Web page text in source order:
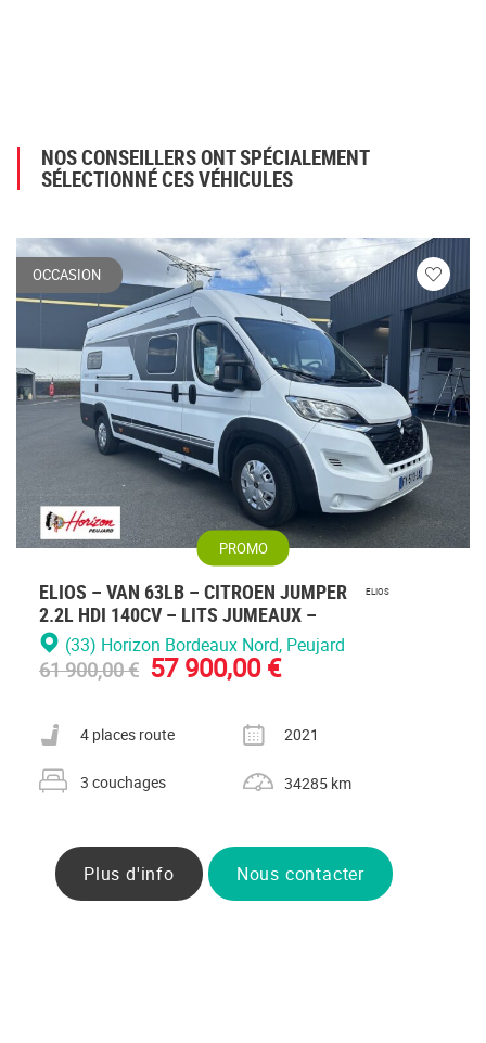
NOS CONSEILLERS ONT SPÉCIALEMENT
SÉLECTIONNÉ CES VÉHICULES
OCCASION
Veuillez
vous
PROMO
ELIOS – VAN 63LB – CITROEN JUMPER
2.2L HDI 140CV – LITS JUMEAUX –
ELIOS
(33) Horizon Bordeaux Nord, Peujard
61 900,00 € 57 900,00 €
Nombre de places carte grise
4 places route
Année
2021
Nombre de couchages
3 couchages
Kilométrage
34285 km
Plus d'info Nous contacter